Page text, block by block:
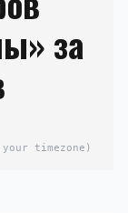
за
timezone)